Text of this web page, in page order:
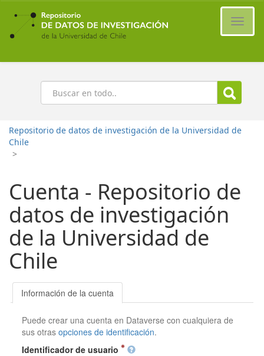
Ir
contenido
principal
Buscar
Repositorio de datos de investigación de la Universidad de
Chile
>
Cuenta - Repositorio de
datos de investigación
de la Universidad de
Chile
Información de la cuenta
Puede crear una cuenta en Dataverse con cualquiera de
sus otrasopciones de identificación.
Identificador de usuario